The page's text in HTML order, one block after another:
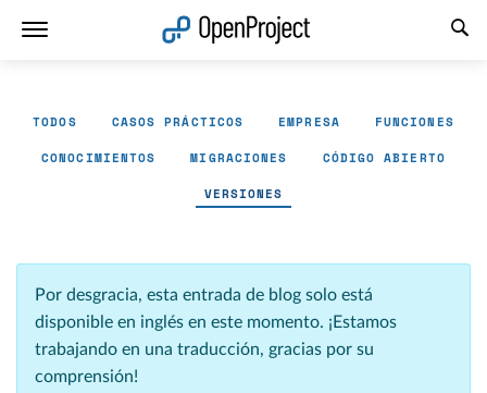
TODOS CASOS PRÁCTICOS EMPRESA FUNCIONES
CONOCIMIENTOS MIGRACIONES CÓDIGO ABIERTO
VERSIONES
Por desgracia, esta entrada de blog solo está
disponible en inglés en este momento. ¡Estamos
trabajando en una traducción, gracias por su
comprensión!
Abrir vínculo en un nuevo panel